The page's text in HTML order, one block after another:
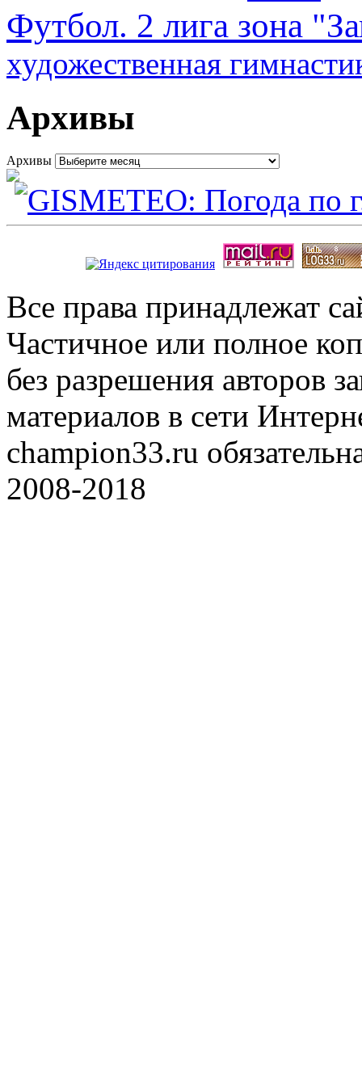
Футбол. 2 лига зона
художественная
Архивы
Архивы
Все права принадлежат
Частичное или полное
без разрешения авторов
материалов в сети
champion33.ru
2008-2018